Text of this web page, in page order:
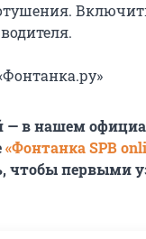
— в нашем
«Фонтанка SPB
чтобы первыми